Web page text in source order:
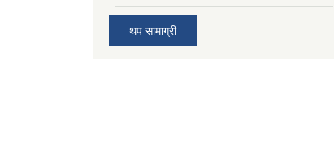
थप सामाग्री